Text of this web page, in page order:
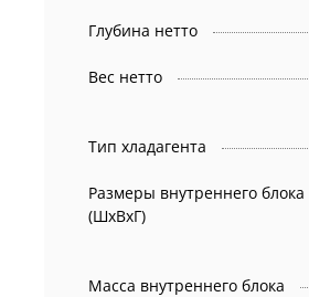
Глубина нетто
Вес нетто
Тип хладагента
Размеры внутреннего блока
(ШхВхГ)
Масса внутреннего блока